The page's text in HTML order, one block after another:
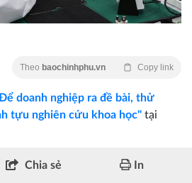
Theo baochinhphu.vn Copy link
doanh nghiệp ra đề bài, thử
tựu nghiên cứu khoa học" tại
Chia sẻ In